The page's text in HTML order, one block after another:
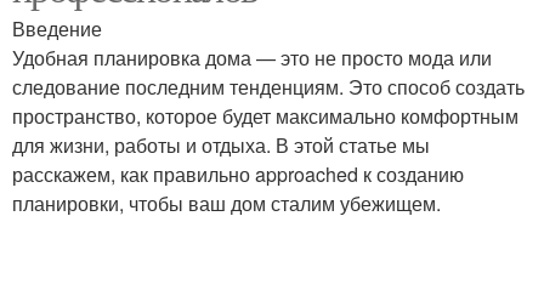
Введение
Удобная планировка дома — это не просто мода или
следование последним тенденциям. Это способ создать
пространство, которое будет максимально комфортным
для жизни, работы и отдыха. В этой статье мы
расскажем, как правильно approached к созданию
планировки, чтобы ваш дом сталим убежищем.